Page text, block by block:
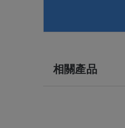
相關產品